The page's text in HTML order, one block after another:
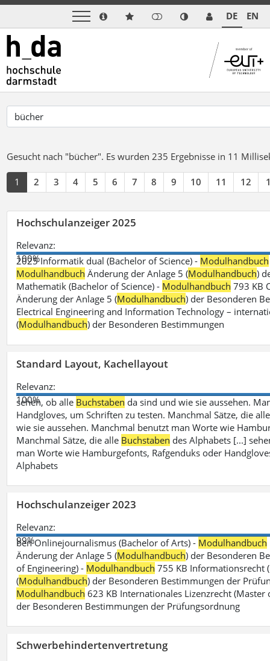
DE EN
Gesucht nach "bücher". Es wurden 235 Ergebnisse in 11
1 2 3 4 5 6 7 8 9 10 11 12
Hochschulanzeiger 2025
Relevanz:
100%
2025 Informatik dual (Bachelor of Science) - Modulhandbuch
Modulhandbuch Änderung der Anlage 5 (Modulhandbuch)
Mathematik (Bachelor of Science) - Modulhandbuch 793 KB
Änderung der Anlage 5 (Modulhandbuch) der Besonderen
Electrical Engineering and Information Technology –
(Modulhandbuch) der Besonderen Bestimmungen
Standard Layout, Kachellayout
Relevanz:
100%
sehen, ob alle Buchstaben da sind und wie sie aussehen.
Handgloves, um Schriften zu testen. Manchmal Sätze, die
wie sie aussehen. Manchmal benutzt man Worte wie
Manchmal Sätze, die alle Buchstaben des Alphabets [...]
man Worte wie Hamburgefonts, Rafgenduks oder
Alphabets
Hochschulanzeiger 2023
Relevanz:
99%
ben Onlinejournalismus (Bachelor of Arts) - Modulhandbuch
Änderung der Anlage 5 (Modulhandbuch) der Besonderen
of Engineering) - Modulhandbuch 755 KB Informationsrecht
(Modulhandbuch) der Besonderen Bestimmungen der
Modulhandbuch 623 KB Internationales Lizenzrecht (Master
der Besonderen Bestimmungen der Prüfungsordnung
Schwerbehindertenvertretung